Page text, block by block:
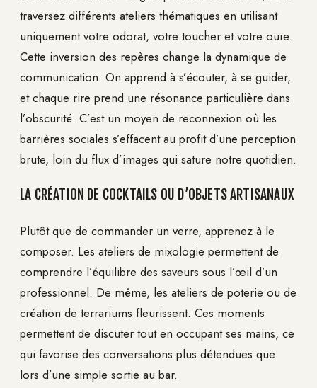
traversez différents ateliers thématiques en utilisant
uniquement votre odorat, votre toucher et votre ouïe.
Cette inversion des repères change la dynamique de
communication. On apprend à s’écouter, à se guider,
et chaque rire prend une résonance particulière dans
l’obscurité. C’est un moyen de reconnexion où les
barrières sociales s’effacent au profit d’une perception
brute, loin du flux d’images qui sature notre quotidien.
LA CRÉATION DE COCKTAILS OU D’OBJETS ARTISANAUX
Plutôt que de commander un verre, apprenez à le
composer. Les ateliers de mixologie permettent de
comprendre l’équilibre des saveurs sous l’œil d’un
professionnel. De même, les ateliers de poterie ou de
création de terrariums fleurissent. Ces moments
permettent de discuter tout en occupant ses mains, ce
qui favorise des conversations plus détendues que
lors d’une simple sortie au bar.